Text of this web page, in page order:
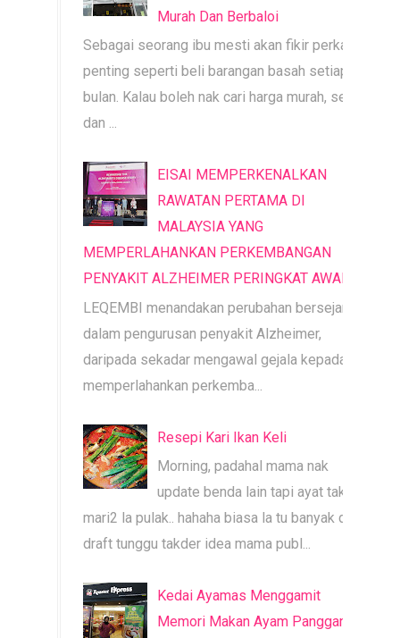
Murah Dan Berbaloi
Sebagai seorang ibu mesti akan fikir perkara
penting seperti beli barangan basah setiap
bulan. Kalau boleh nak cari harga murah, segar
dan ...
EISAI MEMPERKENALKAN
RAWATAN PERTAMA DI
MALAYSIA YANG
MEMPERLAHANKAN PERKEMBANGAN
PENYAKIT ALZHEIMER PERINGKAT AWAL
LEQEMBI menandakan perubahan bersejarah
dalam pengurusan penyakit Alzheimer,
daripada sekadar mengawal gejala kepada
memperlahankan perkemba...
Resepi Kari Ikan Keli
Morning, padahal mama nak
update benda lain tapi ayat tak
mari2 la pulak.. hahaha biasa la tu banyak dah
draft tunggu takder idea mama publ...
Kedai Ayamas Menggamit
Memori Makan Ayam Panggang